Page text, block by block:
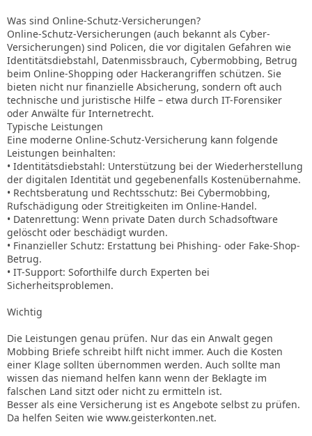
Was sind Online-Schutz-Versicherungen?
Online-Schutz-Versicherungen (auch bekannt als Cyber-
Versicherungen) sind Policen, die vor digitalen Gefahren wie
Identitätsdiebstahl, Datenmissbrauch, Cybermobbing, Betrug
beim Online-Shopping oder Hackerangriffen schützen. Sie
bieten nicht nur finanzielle Absicherung, sondern oft auch
technische und juristische Hilfe – etwa durch IT-Forensiker
oder Anwälte für Internetrecht.
Typische Leistungen
Eine moderne Online-Schutz-Versicherung kann folgende
Leistungen beinhalten:
• Identitätsdiebstahl: Unterstützung bei der Wiederherstellung
der digitalen Identität und gegebenenfalls Kostenübernahme.
• Rechtsberatung und Rechtsschutz: Bei Cybermobbing,
Rufschädigung oder Streitigkeiten im Online-Handel.
• Datenrettung: Wenn private Daten durch Schadsoftware
gelöscht oder beschädigt wurden.
• Finanzieller Schutz: Erstattung bei Phishing- oder Fake-Shop-
Betrug.
• IT-Support: Soforthilfe durch Experten bei
Sicherheitsproblemen.
Wichtig
Die Leistungen genau prüfen. Nur das ein Anwalt gegen
Mobbing Briefe schreibt hilft nicht immer. Auch die Kosten
einer Klage sollten übernommen werden. Auch sollte man
wissen das niemand helfen kann wenn der Beklagte im
falschen Land sitzt oder nicht zu ermitteln ist.
Besser als eine Versicherung ist es Angebote selbst zu prüfen.
Da helfen Seiten wie www.geisterkonten.net.